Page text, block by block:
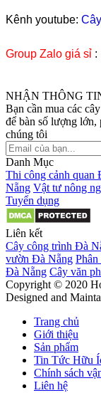
Kênh youtube:
Group Zalo giá sỉ :
NHẬN THÔNG
Bạn cần mua các
để bàn số lượng lớn,
chúng tôi
Danh Mục
Thi công cảnh quan
Nẵng Vật tư nông
Tuyển dụng
Liên kết
Cây công trình Đà
vườn Đà Nẵng
Đà Nẵng Cây văn
Copyright © 2020
Designed and
Trang chủ
Giới thiệu
Sản phẩm
Tin Tức Hữu
Chính sách
Liên hệ